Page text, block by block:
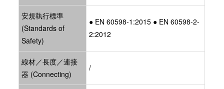
安規執行標準
(Standards of
Safety)
● EN 60598-1:2015 ● EN 60598-2-
2:2012
線材／長度／連接
器 (Connecting)
/